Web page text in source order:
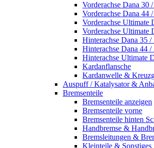
Vorderachse Dana 30
Vorderachse Dana 44
Vorderachse Ultimate
Vorderachse Ultimate
Hinterachse Dana 35 /
Hinterachse Dana 44 /
Hinterachse Ultimate
Kardanflansche
Kardanwelle &
Auspuff / Katalysator &
Bremsenteile
Bremsenteile anzeigen
Bremsenteile vorne
Bremsenteile hinten
Handbremse &
Bremsleitungen &
Kleinteile & Sonstiges